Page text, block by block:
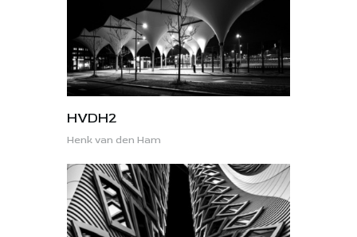
HVDH2
Henk van den Ham